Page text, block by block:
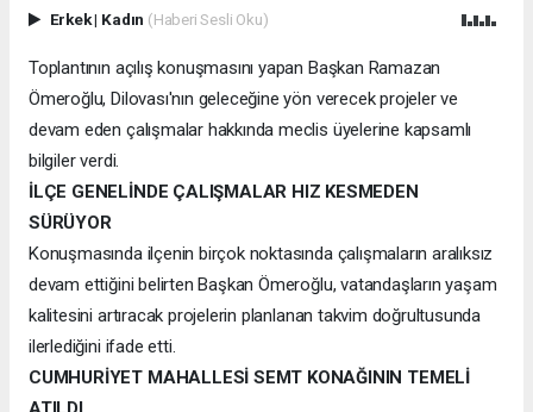
Erkek| Kadın (Haberi Sesli Oku)
Toplantının açılış konuşmasını yapan Başkan Ramazan
Ömeroğlu, Dilovası'nın geleceğine yön verecek projeler ve
devam eden çalışmalar hakkında meclis üyelerine kapsamlı
bilgiler verdi.
İLÇE GENELİNDE ÇALIŞMALAR HIZ KESMEDEN
SÜRÜYOR
Konuşmasında ilçenin birçok noktasında çalışmaların aralıksız
devam ettiğini belirten Başkan Ömeroğlu, vatandaşların yaşam
kalitesini artıracak projelerin planlanan takvim doğrultusunda
ilerlediğini ifade etti.
CUMHURİYET MAHALLESİ SEMT KONAĞININ TEMELİ